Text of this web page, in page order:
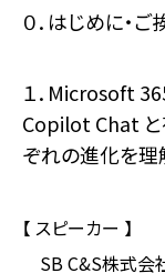
０．はじめに・
１．Microsoft
Copilot Chat
ぞれの進化を理
【 スピーカー 】
SB C&S株式会